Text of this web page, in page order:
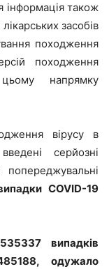
інформація також
засобів
походження
походження
напрямку
вірусу в
серйозні
COVID-19
випадків
одужало